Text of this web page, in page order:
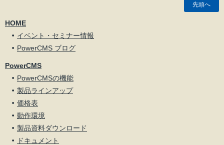
先頭へ
HOME
イベント・セミナー情報
PowerCMS ブログ
PowerCMS
PowerCMSの機能
製品ラインアップ
価格表
動作環境
製品資料ダウンロード
ドキュメント